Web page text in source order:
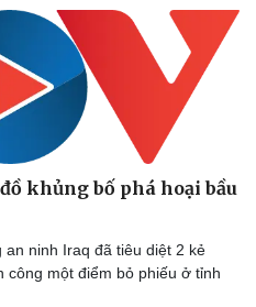
khủng bố phá hoại bầu
ninh Iraq đã tiêu diệt 2 kẻ
công một điểm bỏ phiếu ở tỉnh